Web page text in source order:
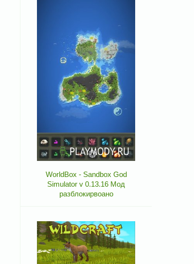
WorldBox - Sandbox God
Simulator v 0.13.16 Мод
разблокирвоано